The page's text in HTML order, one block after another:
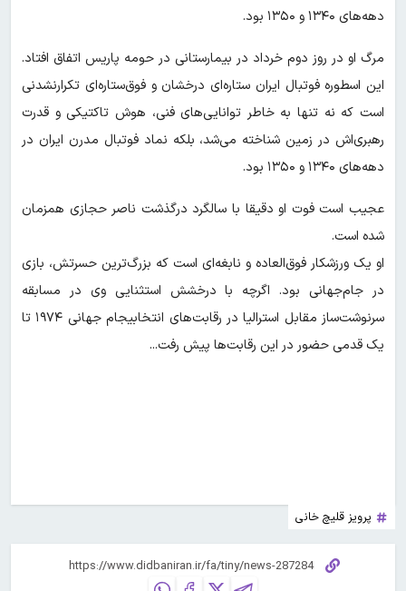
دهه‌های ۱۳۴۰ و ۱۳۵۰ بود.
مرگ او در روز دوم خرداد در بیمارستانی در حومه پاریس اتفاق افتاد.
این اسطوره فوتبال ایران ستاره‌ای درخشان و فوق‌ستاره‌ای تکرارنشدنی
است که نه تنها به خاطر توانایی‌های فنی، هوش تاکتیکی و قدرت
رهبری‌اش در زمین شناخته می‌شد، بلکه نماد فوتبال مدرن ایران در
دهه‌های ۱۳۴۰ و ۱۳۵۰ بود.
عجیب است فوت او دقیقا با سالگرد درگذشت ناصر حجازی همزمان
شده است.
او یک ورزشکار فوق‌العاده و نابغه‌ای است که بزرگ‌ترین حسرتش، بازی
در جام‌جهانی بود. اگرچه با درخشش استثنایی وی در مسابقه
سرنوشت‌ساز مقابل استرالیا در رقابت‌های انتخابیجام جهانی ۱۹۷۴ تا
یک قدمی حضور در این رقابت‌ها پیش رفت...
پرویز قلیچ خانی